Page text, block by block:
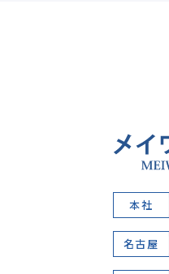
本社
名古屋